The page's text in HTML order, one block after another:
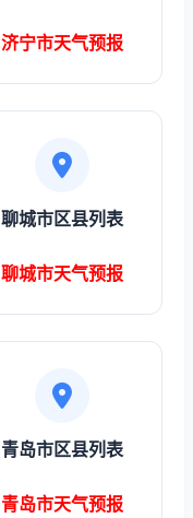
济宁市天气预报
聊城市区县列表
聊城市天气预报
青岛市区县列表
青岛市天气预报